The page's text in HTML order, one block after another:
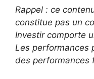
Rappel : ce
constitue pas un
Investir comporte
Les performances
des performances